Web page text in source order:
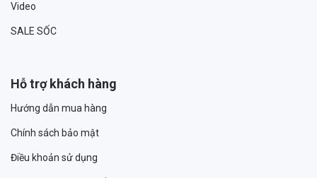
Video
SALE SỐC
Hỗ trợ khách hàng
Hướng dẫn mua hàng
Chính sách bảo mật
Điều khoản sử dụng